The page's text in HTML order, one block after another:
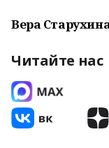
Вера
Читайте нас